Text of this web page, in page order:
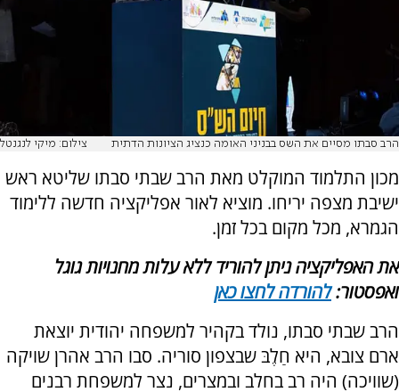
הרב סבתו מסיים את השס בבניני האומה כנציג הציונות הדתית צילום: מיקי לנגנטל
מכון התלמוד המוקלט מאת הרב שבתי סבתו שליטא ראש
ישיבת מצפה יריחו. מוציא לאור אפליקציה חדשה ללימוד
הגמרא, מכל מקום בכל זמן.
את האפליקציה ניתן להוריד ללא עלות מחנויות גוגל
ואפסטור:להורדה לחצו כאן
הרב שבתי סבתו, נולד בקהיר למשפחה יהודית יוצאת
ארם צובא, היא חַלֶבּ שבצפון סוריה. סבו הרב אהרן שויקה
(שוויכה) היה רב בחלב ובמצרים, נצר למשפחת רבנים